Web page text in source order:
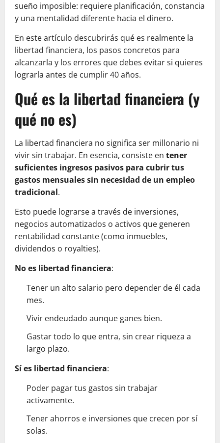
sueño imposible: requiere planificación, constancia
y una mentalidad diferente hacia el dinero.
En este artículo descubrirás qué es realmente la
libertad financiera, los pasos concretos para
alcanzarla y los errores que debes evitar si quieres
lograrla antes de cumplir 40 años.
Qué es la libertad financiera (y
qué no es)
La libertad financiera no significa ser millonario ni
vivir sin trabajar. En esencia, consiste en tener
suficientes ingresos pasivos para cubrir tus
gastos mensuales sin necesidad de un empleo
tradicional.
Esto puede lograrse a través de inversiones,
negocios automatizados o activos que generen
rentabilidad constante (como inmuebles,
dividendos o royalties).
No es libertad financiera:
Tener un alto salario pero depender de él cada
mes.
Vivir endeudado aunque ganes bien.
Gastar todo lo que entra, sin crear riqueza a
largo plazo.
Sí es libertad financiera:
Poder pagar tus gastos sin trabajar
activamente.
Tener ahorros e inversiones que crecen por sí
solas.